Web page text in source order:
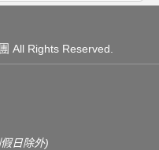
All Rights Reserved.
日除外)